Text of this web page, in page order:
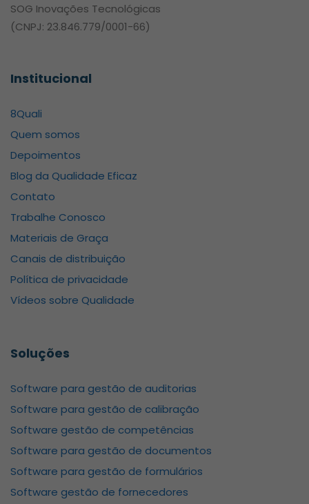
SOG Inovações Tecnológicas
(CNPJ: 23.846.779/0001-66)
Institucional
8Quali
Quem somos
Depoimentos
Blog da Qualidade Eficaz
Contato
Trabalhe Conosco
Materiais de Graça
Canais de distribuição
Política de privacidade
Vídeos sobre Qualidade
Soluções
Software para gestão de auditorias
Software para gestão de calibração
Software gestão de competências
Software para gestão de documentos
Software para gestão de formulários
Software gestão de fornecedores